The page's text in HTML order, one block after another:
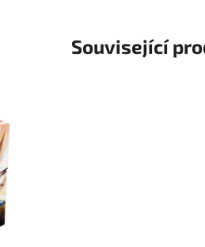
Související